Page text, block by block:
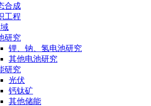
合成
工程
研究
锂、钠、氢电池研究
其他电池研究
研究
光伏
钙钛矿
其他储能